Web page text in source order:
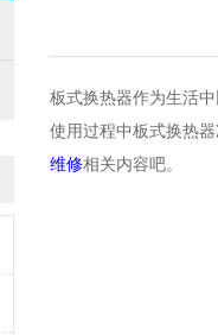
板式换热器作为生活
使用过程中板式换热
维修相关内容吧。